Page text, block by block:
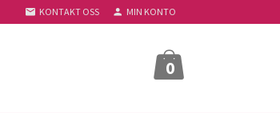
KONTAKT OSS MIN KONTO
0